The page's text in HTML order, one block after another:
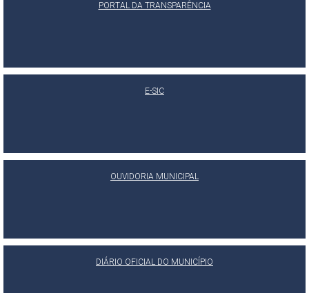
PORTAL DA TRANSPARÊNCIA
E-SIC
OUVIDORIA MUNICIPAL
DIÁRIO OFICIAL DO MUNICÍPIO